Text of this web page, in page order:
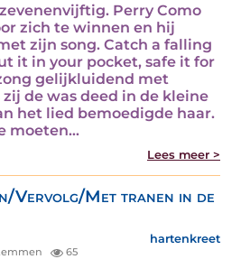
Perry Como
zich te winnen en hij
zijn song. Catch a falling
it in your pocket, safe it for
gelijkluidend met
de was deed in de kleine
het lied bemoedigde haar.
moeten…
Lees meer >
Vervolg/Met tranen in de
hartenkreet
65